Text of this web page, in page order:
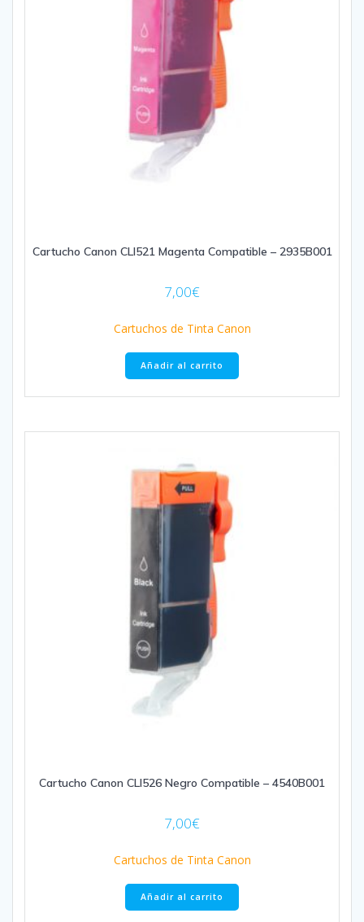
Cartucho Canon CLI521 Magenta Compatible – 2935B001
7,00€
Cartuchos de Tinta Canon
Añadir al carrito
Cartucho Canon CLI526 Negro Compatible – 4540B001
7,00€
Cartuchos de Tinta Canon
Añadir al carrito